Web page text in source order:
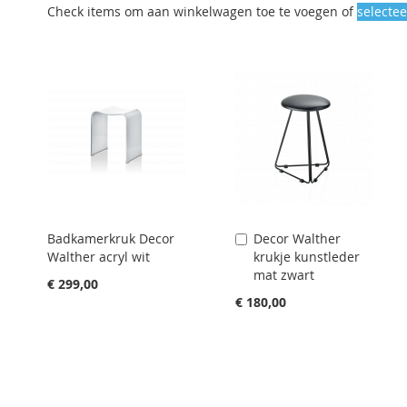
Check items om aan winkelwagen toe te voegen of
Badkamerkruk Decor
Walther acryl wit
€ 299,00
Decor Walther
krukje kunstleder
mat zwart
€ 180,00
Aan
winkelwagen
toevoegen